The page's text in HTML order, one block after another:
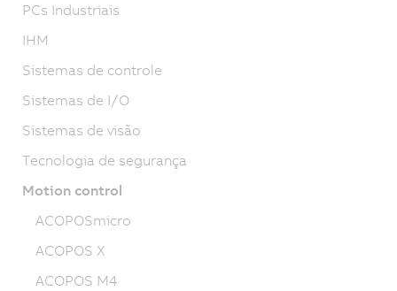
PCs Industriais
IHM
Sistemas de controle
Sistemas de I/O
Sistemas de visão
Tecnologia de segurança
Motion control
ACOPOSmicro
ACOPOS X
ACOPOS M4